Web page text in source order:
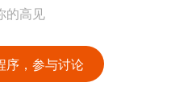
的高见
序，参与讨论